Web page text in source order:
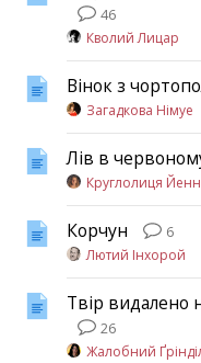
46
Кволий Лицар
Вінок з
Загадкова Німуе
Лів в
Круглолиця
Корчун
6
Лютий Інхорой
Твір видалено
26
Жалобний